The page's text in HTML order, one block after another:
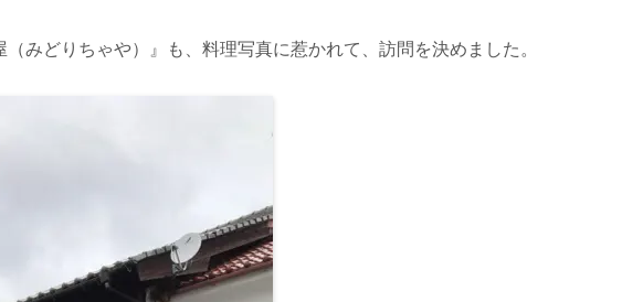
みどりちゃや）』も、料理写真に惹かれて、訪問を決めました。